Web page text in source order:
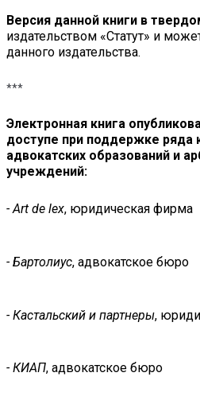
Версия данной книги в
издательством «Статут» и
данного издательства.
***
Электронная книга
доступе при поддержке ряда
адвокатских образований и
учреждений:
-Art de lex, юридическая фирма
- Бартолиус, адвокатское бюро
- Кастальский и партнеры,
- КИАП, адвокатское бюро